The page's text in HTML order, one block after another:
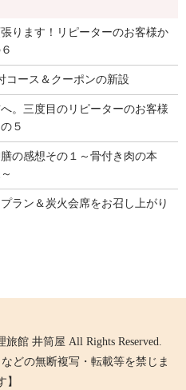
ります！リピーターのお客様か
コース＆クーポンの新設
。三度目のリピーターのお客様
５
の感想その１～骨付き肉の本
ラン＆炭火会席をお召し上がり
館 井筒屋 All Rights Reserved.
どの無断複写・転載等を禁じま
】